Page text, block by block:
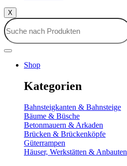
X
Shop
Kategorien
Bahnsteigkanten & Bahnsteige
Bäume & Büsche
Betonmauern & Arkaden
Brücken & Brückenköpfe
Güterrampen
Häuser, Werkstätten & Anbauten